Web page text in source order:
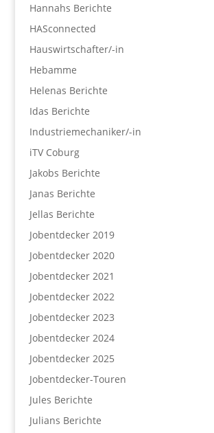
Hannahs Berichte
HASconnected
Hauswirtschafter/-in
Hebamme
Helenas Berichte
Idas Berichte
Industriemechaniker/-in
iTV Coburg
Jakobs Berichte
Janas Berichte
Jellas Berichte
Jobentdecker 2019
Jobentdecker 2020
Jobentdecker 2021
Jobentdecker 2022
Jobentdecker 2023
Jobentdecker 2024
Jobentdecker 2025
Jobentdecker-Touren
Jules Berichte
Julians Berichte